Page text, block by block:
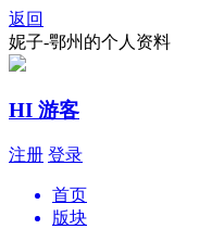
返回
妮子-鄂州的个人资料
HI 游客
注册 登录
首页
版块